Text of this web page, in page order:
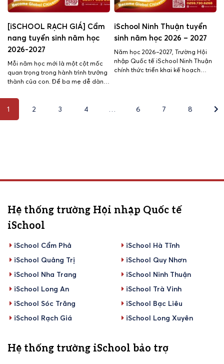
[iSCHOOL RẠCH GIÁ] Cẩm
nang tuyển sinh năm học
2026-2027
Mỗi năm học mới là một cột mốc
quan trọng trong hành trình trưởng
thành của con. Để ba mẹ dễ dàng
iSchool Rạch Giá gửi đến cẩm
nang tuyển sinh 2026 – 2027 với
đầy đủ thông tin cần thiết: Thông
iSchool Ninh Thuận tuyển
sinh năm học 2026 – 2027
Năm học 2026–2027, Trường Hội
nhập Quốc tế iSchool Ninh Thuận
chính thức triển khai kế hoạch
hơn 1.300 học sinh. Nhà trường
1 2 3 4 6 7 8
Hệ thống trường Hội nhập Quốc tế
iSchool
iSchool Cẩm Phả
iSchool Hà Tĩnh
iSchool Quảng Trị
iSchool Quy Nhơn
iSchool Nha Trang
iSchool Ninh Thuận
iSchool Long An
iSchool Trà Vinh
iSchool Sóc Trăng
iSchool Bạc Liêu
iSchool Rạch Giá
iSchool Long Xuyên
Hệ thống trường iSchool bảo trợ